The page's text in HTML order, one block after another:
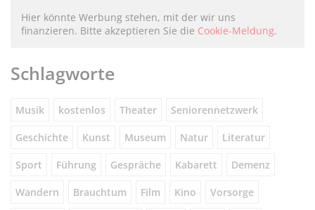
Hier könnte Werbung stehen, mit der wir uns
finanzieren. Bitte akzeptieren Sie die Cookie-Meldung.
Schlagworte
Musik kostenlos Theater Seniorennetzwerk
Geschichte Kunst Museum Natur Literatur
Sport Führung Gespräche Kabarett Demenz
Wandern Brauchtum Film Kino Vorsorge